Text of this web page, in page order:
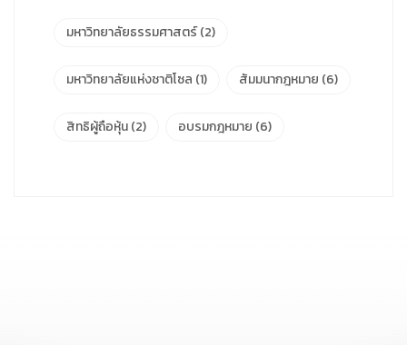
มหาวิทยาลัยธรรมศาสตร์(2)
มหาวิทยาลัยแห่งชาติโซล (1) สัมมนากฎหมาย (6)
สิทธิผู้ถือหุ้น(2) อบรมกฎหมาย (6)